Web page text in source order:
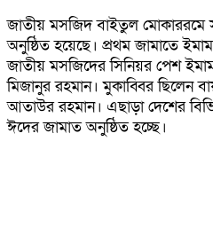
জাতীয় মসজিদ বাইতুল মোকাররমে
অনুষ্ঠিত হয়েছে। প্রথম জামাতে
জাতীয় মসজিদের সিনিয়র পেশ
মিজানুর রহমান। মুকাব্বির ছিলেন
আতাউর রহমান। এছাড়া দেশের
ঈদের জামাত অনুষ্ঠিত হচ্ছে।